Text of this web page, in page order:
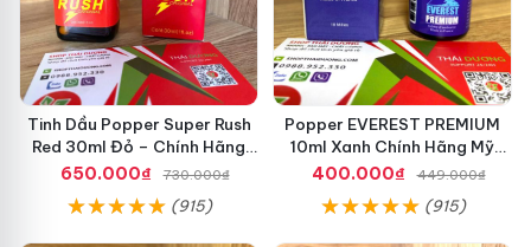
Tinh Dầu Popper Super Rush
Red 30ml Đỏ – Chính Hãng
USA, Kích Thích Mạnh, Tăng
650.000₫ 730.000₫
(915)
Popper EVEREST PREMIUM
10ml Xanh Chính Hãng Mỹ
USA
400.000₫ 449.000₫
(915)